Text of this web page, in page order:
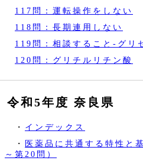
117問：運転操作をしない
118問：長期連用しない
119問：相談すること‐グリ
120問：グリチルリチン酸
令和5年度 奈良県
・ インデックス
・
医薬品に共通する特性と
～第20問）